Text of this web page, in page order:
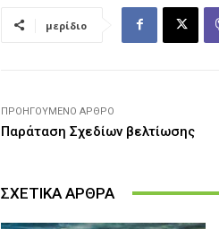
μερίδιο
ΠΡΟΗΓΟΎΜΕΝΟ ΆΡΘΡΟ
Παράταση Σχεδίων βελτίωσης
ΣΧΕΤΙΚΑ ΑΡΘΡΑ